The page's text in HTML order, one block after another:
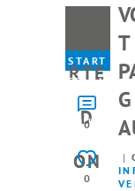
RTE
D
ON
START
ED ON
20.
JULY
0
0